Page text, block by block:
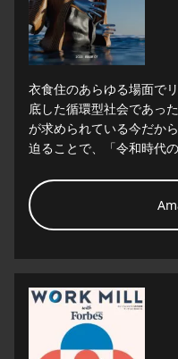
衣食住のあらゆる場面で
底した循環型社会であっ
が求められている今だか
迫ることで、「令和時代